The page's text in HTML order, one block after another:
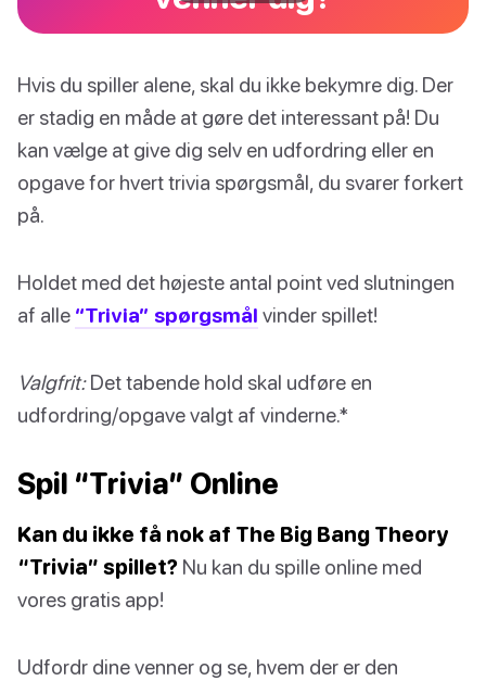
Hvis du spiller alene, skal du ikke bekymre dig. Der
er stadig en måde at gøre det interessant på! Du
kan vælge at give dig selv en udfordring eller en
opgave for hvert trivia spørgsmål, du svarer forkert
på.
Holdet med det højeste antal point ved slutningen
af alle “Trivia” spørgsmål vinder spillet!
Valgfrit:Det tabende hold skal udføre en
udfordring/opgave valgt af vinderne.*
Spil “Trivia” Online
Kan du ikke få nok af The Big Bang Theory
“Trivia” spillet? Nu kan du spille online med
vores gratis app!
Udfordr dine venner og se, hvem der er den